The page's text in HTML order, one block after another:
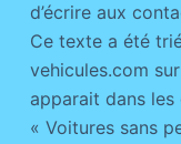
d’écrire aux
Ce texte a été
vehicules.com
apparait dans les
« Voitures sans